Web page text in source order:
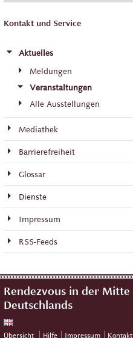
Kontakt und Service
Aktuelles
Meldungen
Veranstaltungen
Alle Ausstellungen
Mediathek
Barrierefreiheit
Glossar
Dienste
Impressum
RSS-Feeds
Rendezvous in der Mitte
Deutschlands
Übersicht Hilfe Impressum Kontakt